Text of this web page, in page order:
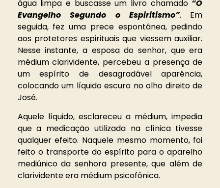
água limpa e buscasse um livro chamado “O
Evangelho Segundo o Espiritismo”. Em
seguida, fez uma prece espontânea, pedindo
aos protetores espirituais que viessem auxiliar.
Nesse instante, a esposa do senhor, que era
médium clarividente, percebeu a presença de
um espírito de desagradável aparência,
colocando um líquido escuro no olho direito de
José.
Aquele líquido, esclareceu a médium, impedia
que a medicação utilizada na clínica tivesse
qualquer efeito. Naquele mesmo momento, foi
feito o transporte do espírito para o aparelho
mediúnico da senhora presente, que além de
clarividente era médium psicofônica.